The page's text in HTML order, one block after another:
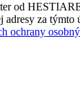
od
adresy za týmto
ochrany